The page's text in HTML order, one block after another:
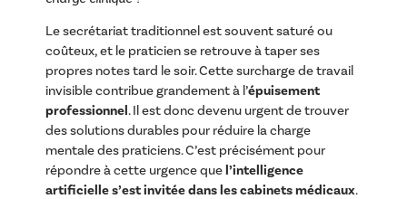
Le secrétariat traditionnel est souvent saturé ou
coûteux, et le praticien se retrouve à taper ses
propres notes tard le soir. Cette surcharge de travail
invisible contribue grandement à l’épuisement
professionnel. Il est donc devenu urgent de trouver
des solutions durables pour réduire la charge
mentale des praticiens. C’est précisément pour
répondre à cette urgence quel’intelligence
artificielle s’est invitée dans les cabinets médicaux.